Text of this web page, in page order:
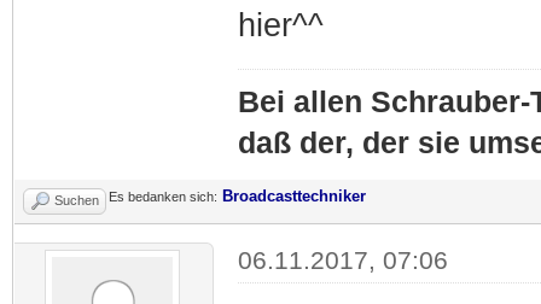
hier^^
Bei allen
daß der, der sie
Suchen Es bedanken sich: Broadcasttechniker
06.11.2017, 07:06